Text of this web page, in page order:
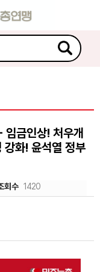
금인상! 처우개
화! 윤석열 정부
회수 1420
5
5